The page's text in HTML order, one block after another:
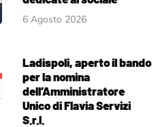
6 Agosto 2026
Ladispoli, aperto il bando
per la nomina
dell’Amministratore
Unico di Flavia Servizi
S.r.l.